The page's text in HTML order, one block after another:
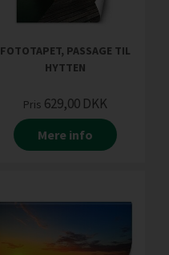
FOTOTAPET, PASSAGE TIL
HYTTEN
Pris 629,00 DKK
Mere info